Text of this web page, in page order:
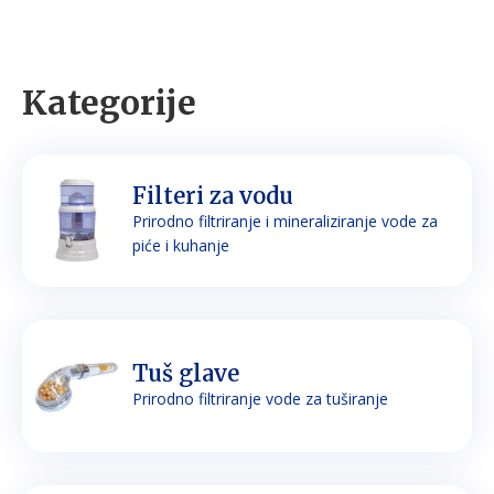
Kategorije
Filteri za vodu
Prirodno filtriranje i mineraliziranje vode za
piće i kuhanje
Tuš glave
Prirodno filtriranje vode za tuširanje